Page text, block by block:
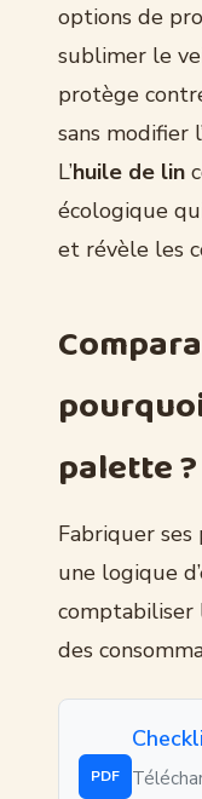
options de
sublimer le
protège
sans modifier
L’huile de lin
écologique
et révèle les
palette ?
Fabriquer
une logique
comptabiliser
des
PDF